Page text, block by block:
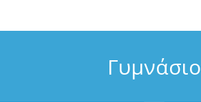
Γυμνάσιο